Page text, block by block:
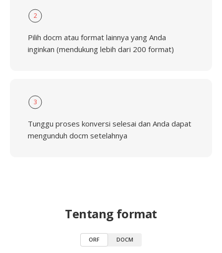
2
Pilih docm atau format lainnya yang Anda
inginkan (mendukung lebih dari 200 format)
3
Tunggu proses konversi selesai dan Anda dapat
mengunduh docm setelahnya
Tentang format
ORF DOCM